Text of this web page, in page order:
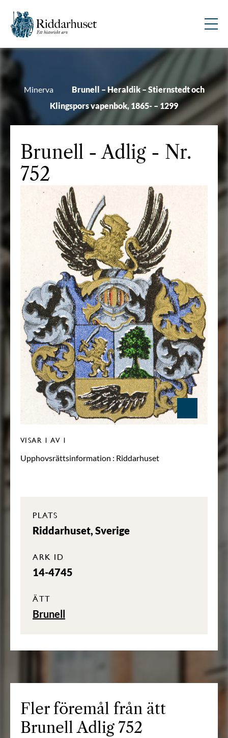
Minerva
Brunell – Heraldik – Stiernstedt och
Klingspors vapenbok, 1865- – 1299
Brunell - Adlig - Nr.
752
VISAR 1 AV 1
Upphovsrättsinformation : Riddarhuset
PLATS
Riddarhuset, Sverige
ARK ID
14-4745
ÄTT
Brunell
Fler föremål från ätt
Brunell Adlig 752